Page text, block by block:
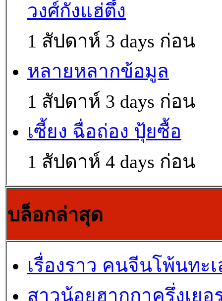
วงศ์กังแฮ่ตึ้ง
1 สัปดาห์ 3 days ก่อน
หลายหลากข้อมูล
1 สัปดาห์ 3 days ก่อน
เซี้ยง ฉื่อถ่อง ปุ้ยซื้อ
1 สัปดาห์ 4 days ก่อน
บล็อกล่าสุด
เรื่องราว คนจีนโพ้นทะ
สาวน้อยฮากกาครึ่งเยอ